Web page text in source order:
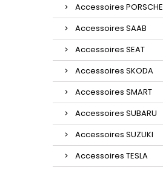
Accessoires PORSCHE
Accessoires SAAB
Accessoires SEAT
Accessoires SKODA
Accessoires SMART
Accessoires SUBARU
Accessoires SUZUKI
Accessoires TESLA